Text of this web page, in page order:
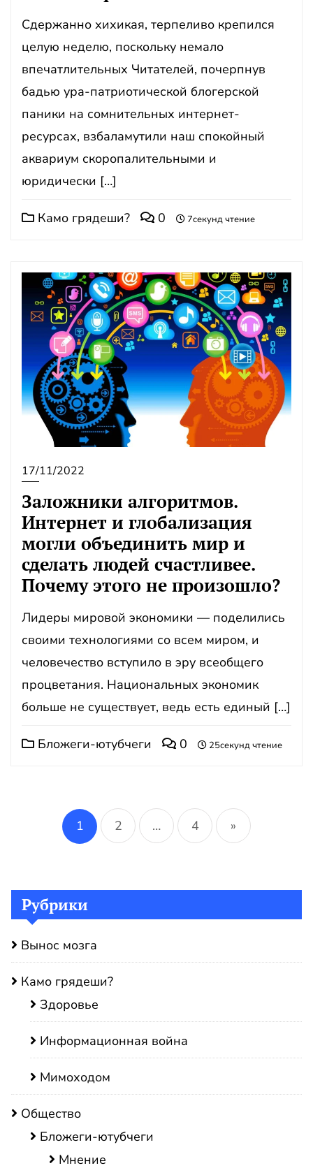
Сдержанно хихикая, терпеливо крепился
целую неделю, поскольку немало
впечатлительных Читателей, почерпнув
бадью ура-патриотической блогерской
паники на сомнительных интернет-
ресурсах, взбаламутили наш спокойный
аквариум скоропалительными и
юридически […]
Камо грядеши? 0 7секунд чтение
17/11/2022
Заложники алгоритмов.
Интернет и глобализация
могли объединить мир и
сделать людей счастливее.
Почему этого не произошло?
Лидеры мировой экономики — поделились
своими технологиями со всем миром, и
человечество вступило в эру всеобщего
процветания. Национальных экономик
больше не существует, ведь есть единый […]
Бложеги-ютубчеги 0 25секунд чтение
Пагинация
записей
1 2 … 4 »
Рубрики
Вынос мозга
Камо грядеши?
Здоровье
Информационная война
Мимоходом
Общество
Бложеги-ютубчеги
Мнение